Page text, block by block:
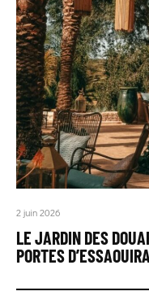
2 juin 2026
LE JARDIN DES
PORTES D’ESSAOUIRA